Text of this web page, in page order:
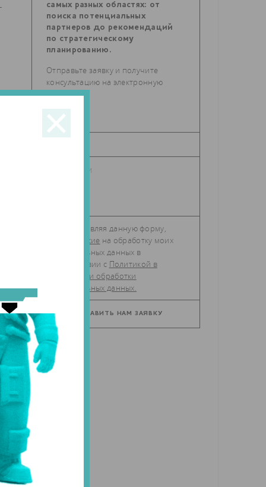
самых разных областях: от
поиска потенциальных
партнеров до рекомендаций
по стратегическому
планированию.
Отправьте заявку и получите
консультацию на электронную
почту.
Отправляя данную форму,
согласие
персональных данных в
соответствии с Политикой в
отношении обработки
персональных данных.